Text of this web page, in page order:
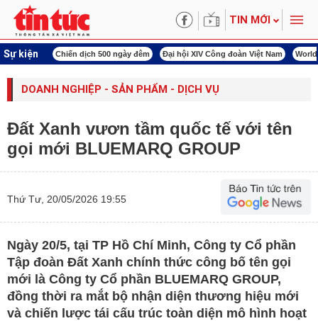
TIN MỚI
Sự kiện
ngày đêm Đại hội XIV Công đoàn Việt Nam World Cup 2026 Kỳ họp thứ
DOANH NGHIỆP - SẢN PHẨM - DỊCH VỤ
Đất Xanh vươn tầm quốc tế với tên
gọi mới BLUEMARQ GROUP
Thứ Tư, 20/05/2026 19:55
Ngày 20/5, tại TP Hồ Chí Minh, Công ty Cổ phần
Tập đoàn Đất Xanh chính thức công bố tên gọi
mới là Công ty Cổ phần BLUEMARQ GROUP,
đồng thời ra mắt bộ nhận diện thương hiệu mới
và chiến lược tái cấu trúc toàn diện mô hình hoạt